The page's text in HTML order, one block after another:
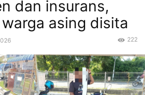
dan insurans,
asing disita
222